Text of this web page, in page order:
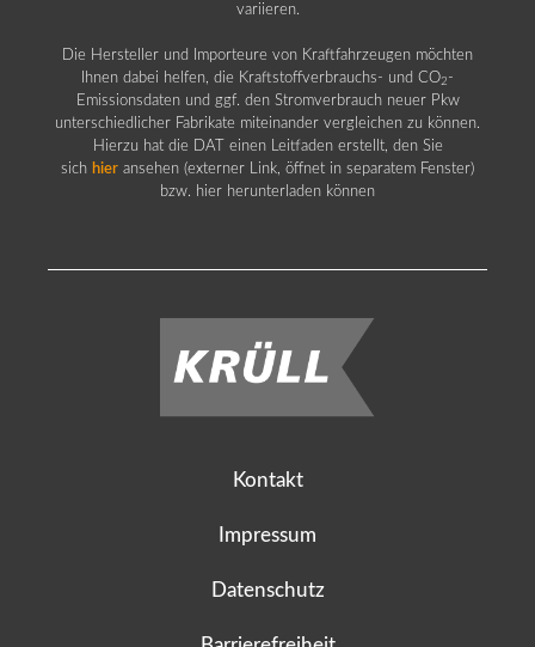
variieren.
Die Hersteller und Importeure von Kraftfahrzeugen möchten
Ihnen dabei helfen, die Kraftstoffverbrauchs- und CO2 -
Emissionsdaten und ggf. den Stromverbrauch neuer Pkw
unterschiedlicher Fabrikate miteinander vergleichen zu können.
Hierzu hat die DAT einen Leitfaden erstellt, den Sie
sich hier ansehen (externer Link, öffnet in separatem Fenster)
bzw. hier herunterladen können
Kontakt
Impressum
Datenschutz